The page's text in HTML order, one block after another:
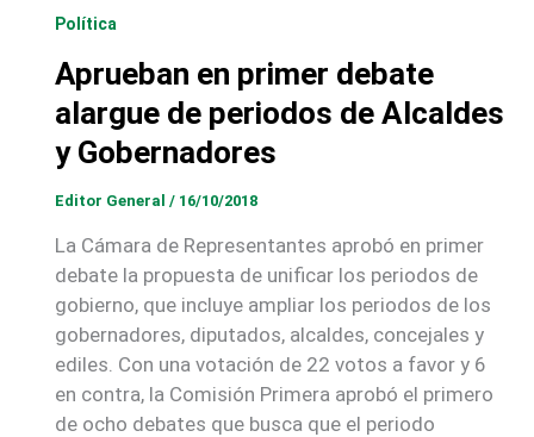
Política
Aprueban en primer debate
alargue de periodos de Alcaldes
y Gobernadores
Editor General / 16/10/2018
La Cámara de Representantes aprobó en primer
debate la propuesta de unificar los periodos de
gobierno, que incluye ampliar los periodos de los
gobernadores, diputados, alcaldes, concejales y
ediles. Con una votación de 22 votos a favor y 6
en contra, la Comisión Primera aprobó el primero
de ocho debates que busca que el periodo